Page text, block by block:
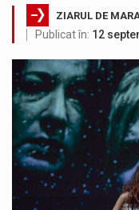
ZIARUL DE
Publicat în: 12